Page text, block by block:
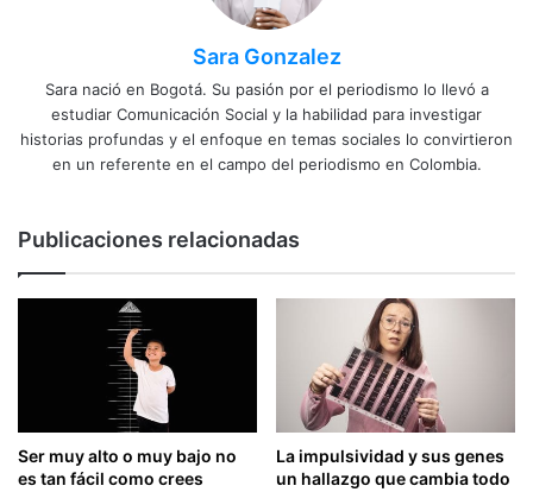
Sara Gonzalez
Sara nació en Bogotá. Su pasión por el periodismo lo llevó a
estudiar Comunicación Social y la habilidad para investigar
historias profundas y el enfoque en temas sociales lo convirtieron
en un referente en el campo del periodismo en Colombia.
Publicaciones relacionadas
Ser muy alto o muy bajo no
es tan fácil como crees
La impulsividad y sus genes
un hallazgo que cambia todo